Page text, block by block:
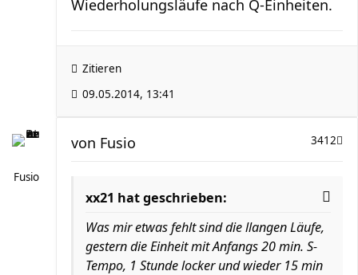
Wiederholungsläufe nach Q-Einheiten.
Zitieren
09.05.2014, 13:41
Fusio
3412
von Fusio
xx21 hat geschrieben:
Was mir etwas fehlt sind die llangen Läufe,
gestern die Einheit mit Anfangs 20 min. S-
Tempo, 1 Stunde locker und wieder 15 min